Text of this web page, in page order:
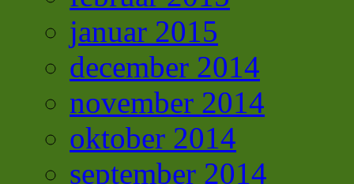
januar 2015
december 2014
november 2014
oktober 2014
september 2014